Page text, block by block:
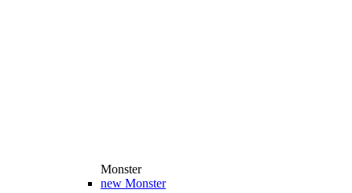
Monster
new Monster